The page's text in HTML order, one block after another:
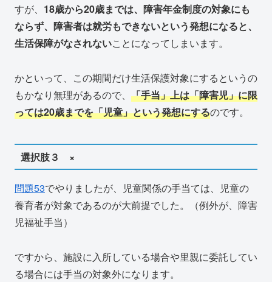
すが、 18歳から20歳までは、障害年金制度の対象にも
ならず、障害者は就労もできないという発想になると、
生活保障がなされないことになってしまいます。
かといって、この期間だけ生活保護対象にするというの
もかなり無理があるので、 「手当」上は「障害児」に限
っては20歳までを「児童」という発想にするのです。
選択肢３ ×
問題53でやりましたが、児童関係の手当ては、児童の
養育者が対象であるのが大前提でした。（例外が、障害
児福祉手当）
ですから、施設に入所している場合や里親に委託してい
る場合には手当の対象外になります。